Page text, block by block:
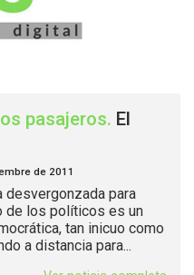
pasajeros. El
de 2011
desvergonzada para
de los políticos es un
tan inicuo como
a distancia para...